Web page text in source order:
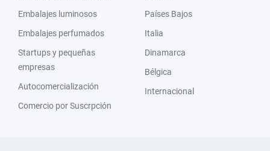
Embalajes luminosos
Embalajes perfumados
Startups y pequeñas
empresas
Autocomercialización
Comercio por Suscrpción
Países Bajos
Italia
Dinamarca
Bélgica
Internacional